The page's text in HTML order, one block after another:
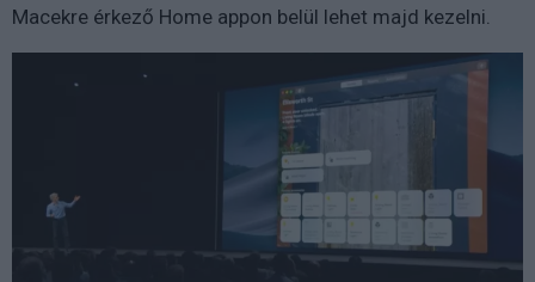
Macekre érkező Home appon belül lehet majd kezelni.